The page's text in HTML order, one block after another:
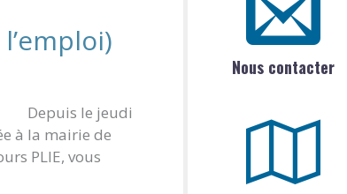
? Depuis le jeudi
à la mairie de
PLIE, vous
Nous contacter